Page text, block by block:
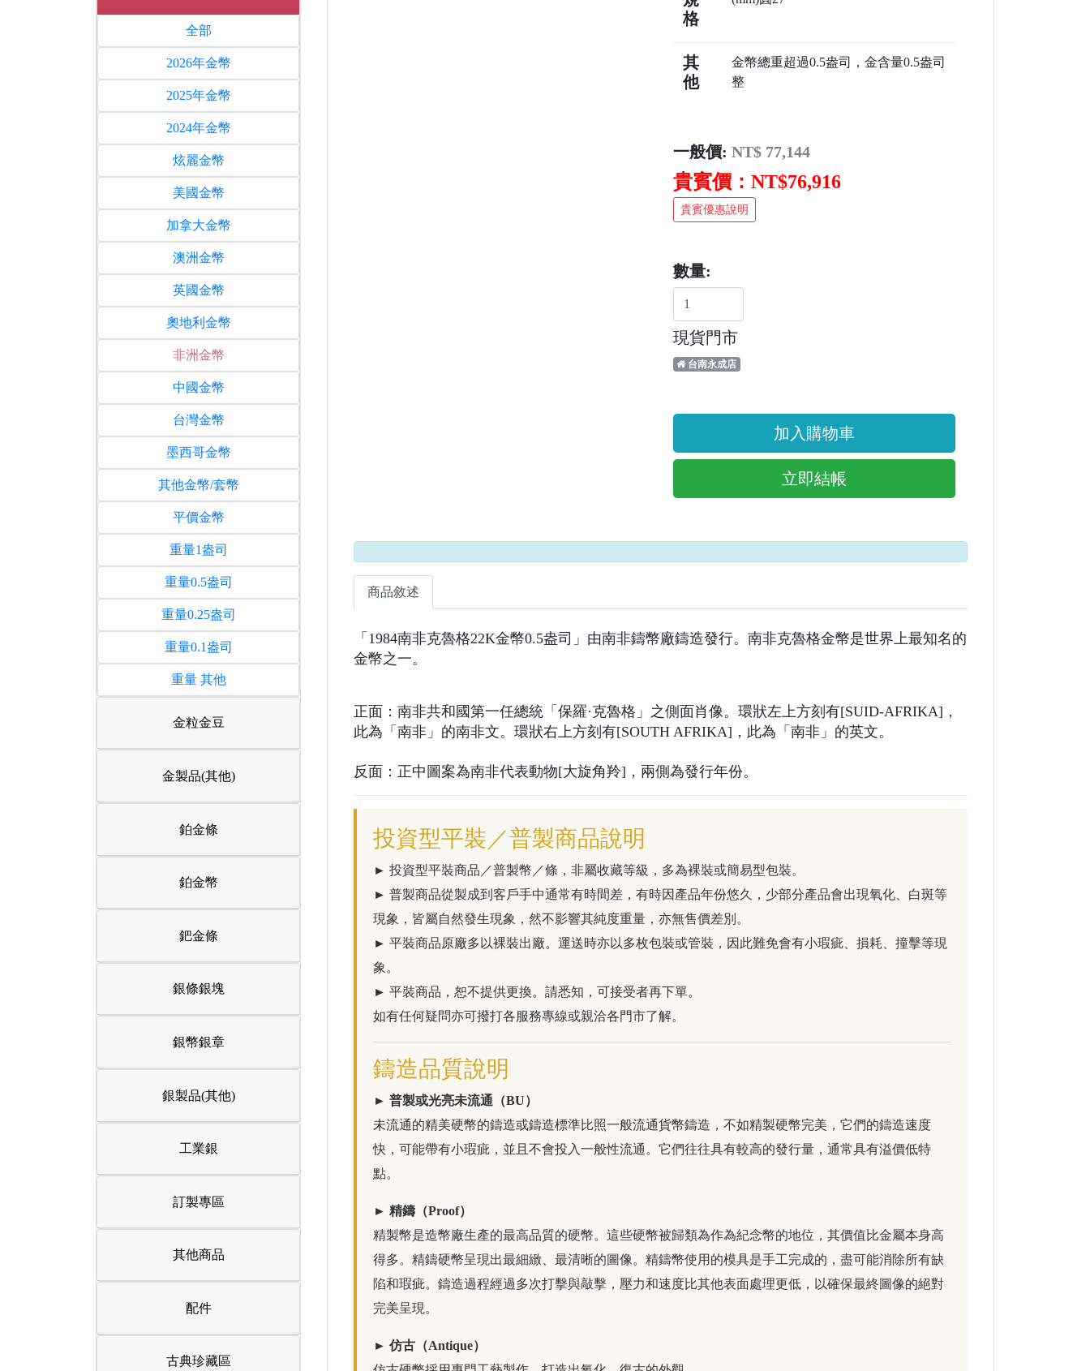
全部
2026年金幣
2025年金幣
2024年金幣
炫麗金幣
美國金幣
加拿大金幣
澳洲金幣
英國金幣
奧地利金幣
非洲金幣
中國金幣
台灣金幣
墨西哥金幣
其他金幣/套幣
平價金幣
重量1盎司
重量0.5盎司
重量0.25盎司
重量0.1盎司
重量 其他
金粒金豆
金製品(其他)
鉑金條
鉑金幣
鈀金條
銀條銀塊
銀幣銀章
銀製品(其他)
工業銀
訂製專區
其他商品
配件
古典珍藏區
格
其
他
金幣總重超過0.5盎司，金含量0.5盎司
整
一般價: NT$ 77,144
貴賓價：NT$76,916
貴賓優惠說明
數量:
現貨門市
台南永成店
加入購物車
立即結帳
商品敘述
「1984南非克魯格22K金幣0.5盎司」由南非鑄幣廠鑄造發行。南非克魯格金幣是世界上最知名的
金幣之一。
正面：南非共和國第一任總統「保羅·克魯格」之側面肖像。環狀左上方刻有[SUID-AFRIKA]，
此為「南非」的南非文。環狀右上方刻有[SOUTH AFRIKA]，此為「南非」的英文。
反面：正中圖案為南非代表動物[大旋角羚]，兩側為發行年份。
投資型平裝／普製商品說明
► 投資型平裝商品／普製幣／條，非屬收藏等級，多為裸裝或簡易型包裝。
► 普製商品從製成到客戶手中通常有時間差，有時因產品年份悠久，少部分產品會出現氧化、白斑等
現象，皆屬自然發生現象，然不影響其純度重量，亦無售價差別。
► 平裝商品原廠多以裸裝出廠。運送時亦以多枚包裝或管裝，因此難免會有小瑕疵、損耗、撞擊等現
象。
► 平裝商品，恕不提供更換。請悉知，可接受者再下單。
如有任何疑問亦可撥打各服務專線或親洽各門市了解。
鑄造品質說明
► 普製或光亮未流通（BU）
未流通的精美硬幣的鑄造或鑄造標準比照一般流通貨幣鑄造，不如精製硬幣完美，它們的鑄造速度
快，可能帶有小瑕疵，並且不會投入一般性流通。它們往往具有較高的發行量，通常具有溢價低特
點。
► 精鑄（Proof）
精製幣是造幣廠生產的最高品質的硬幣。這些硬幣被歸類為作為紀念幣的地位，其價值比金屬本身高
得多。精鑄硬幣呈現出最細緻、最清晰的圖像。精鑄幣使用的模具是手工完成的，盡可能消除所有缺
陷和瑕疵。鑄造過程經過多次打擊與敲擊，壓力和速度比其他表面處理更低，以確保最終圖像的絕對
完美呈現。
► 仿古（Antique）